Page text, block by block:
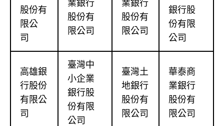
股份有
限公
司
業銀行
股份有
限公司
業銀行
股份有
限公司
銀行股
份有限
公司
高雄銀
行股份
有限公
司
臺灣中
小企業
銀行股
份有限
公司
臺灣土
地銀行
股份有
限公司
華泰商
業銀行
股份有
限公司